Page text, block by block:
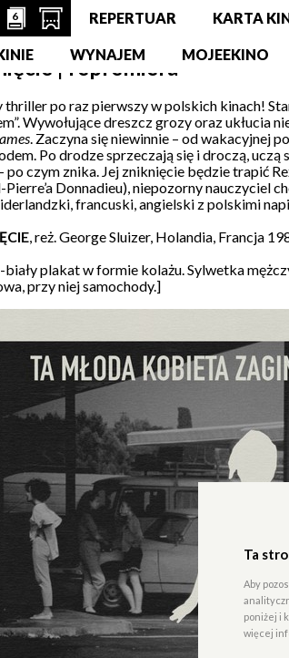
PRZESCROLLUJ
DO
KALENDARZA
WYDARZEŃ
6 OTWÓRZ
STRONĘ
KUPNEM
BILETÓW
W
NOWEJ
KARCIE
6 REPERTUAR KARTA
WYNAJEM MOJEEKINO
| repremiera
thriller po raz pierwszy w polskich kinach!
Wywołujące dreszcz grozy oraz ukłucia
. Zaczyna się niewinnie – od wakacyjnej
Po drodze sprzeczają się i droczą,
po czym znika. Jej zniknięcie będzie trapić
Pierre’a Donnadieu), niepozorny nauczyciel
francuski, angielski z polskimi
, reż. George Sluizer, Holandia, Francja
plakat w formie kolażu. Sylwetka
przy niej samochody.]
Ta
Aby
poniżej i
więcej